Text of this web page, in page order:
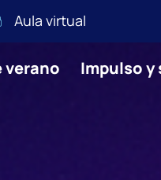
Aula virtual
verano Impulso y